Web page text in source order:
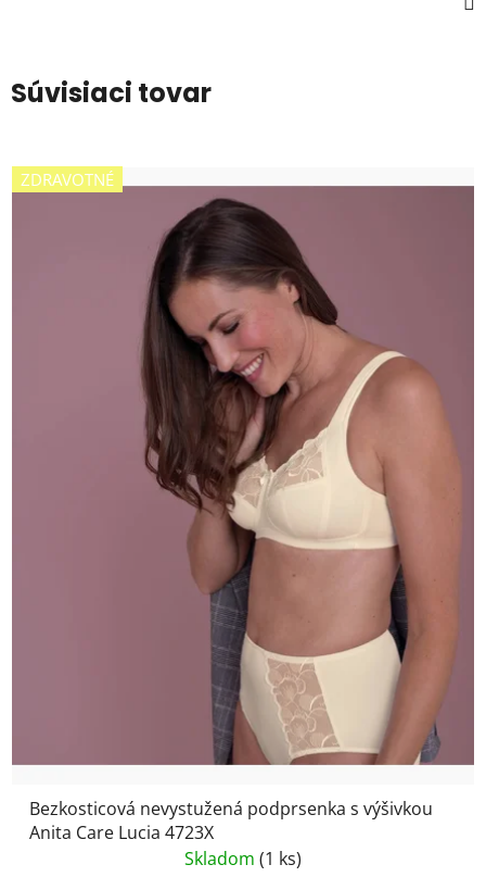
Súvisiaci tovar
ZDRAVOTNÉ
Bezkosticová nevystužená podprsenka s výšivkou
Anita Care Lucia 4723X
Skladom (1 ks)